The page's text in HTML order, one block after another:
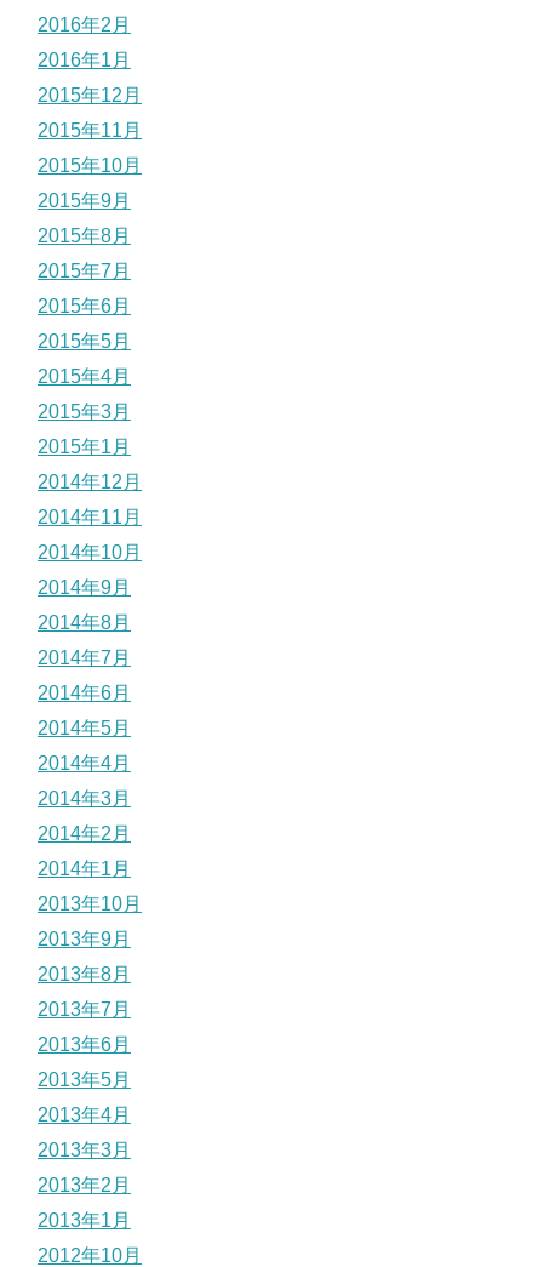
2016年2月
2016年1月
2015年12月
2015年11月
2015年10月
2015年9月
2015年8月
2015年7月
2015年6月
2015年5月
2015年4月
2015年3月
2015年1月
2014年12月
2014年11月
2014年10月
2014年9月
2014年8月
2014年7月
2014年6月
2014年5月
2014年4月
2014年3月
2014年2月
2014年1月
2013年10月
2013年9月
2013年8月
2013年7月
2013年6月
2013年5月
2013年4月
2013年3月
2013年2月
2013年1月
2012年10月